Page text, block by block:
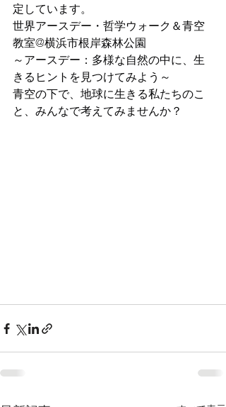
定しています。
世界アースデー・哲学ウォーク＆青空
教室@横浜市根岸森林公園
～アースデー：多様な自然の中に、生
きるヒントを見つけてみよう～
青空の下で、地球に生きる私たちのこ
と、みんなで考えてみませんか？